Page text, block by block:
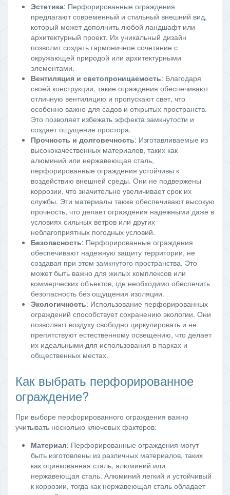
Эстетика: Перфорированные ограждения
предлагают современный и стильный внешний вид,
который может дополнить любой ландшафт или
архитектурный проект. Их уникальный дизайн
позволит создать гармоничное сочетание с
окружающей природой или архитектурными
элементами.
Вентиляция и светопроницаемость: Благодаря
своей конструкции, такие ограждения обеспечивают
отличную вентиляцию и пропускают свет, что
особенно важно для садов и открытых пространств.
Это позволяет избежать эффекта замкнутости и
создает ощущение простора.
Прочность и долговечность: Изготавливаемые из
высококачественных материалов, таких как
алюминий или нержавеющая сталь,
перфорированные ограждения устойчивы к
воздействию внешней среды. Они не подвержены
коррозии, что значительно увеличивает срок их
службы. Эти материалы также обеспечивают высокую
прочность, что делает ограждения надежными даже в
условиях сильных ветров или других
неблагоприятных погодных условий.
Безопасность: Перфорированные ограждения
обеспечивают надежную защиту территории, не
создавая при этом замкнутого пространства. Это
может быть важно для жилых комплексов или
коммерческих объектов, где необходимо обеспечить
безопасность без ощущения изоляции.
Экологичность: Использование перфорированных
ограждений способствует сохранению экологии. Они
позволяют воздуху свободно циркулировать и не
препятствуют естественному освещению, что делает
их идеальными для использования в парках и
общественных местах.
Как выбрать перфорированное
ограждение?
При выборе перфорированного ограждения важно
учитывать несколько ключевых факторов:
Материал: Перфорированные ограждения могут
быть изготовлены из различных материалов, таких
как оцинкованная сталь, алюминий или
нержавеющая сталь. Алюминий легкий и устойчивый
к коррозии, тогда как нержавеющая сталь обладает